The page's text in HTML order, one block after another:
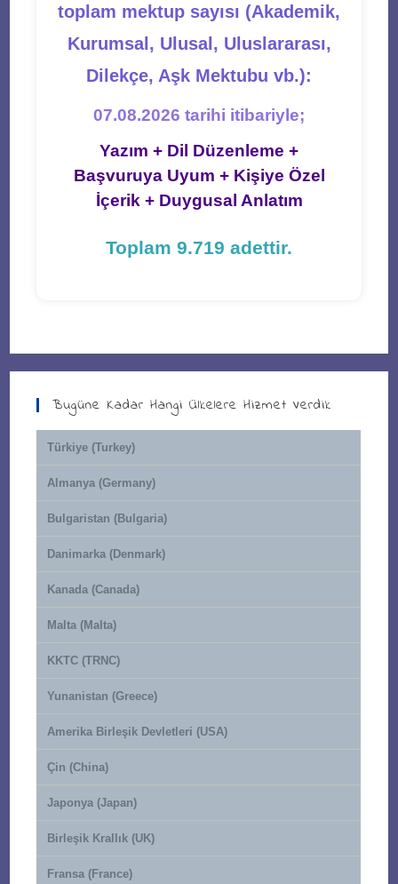
toplam mektup sayısı (Akademik,
Kurumsal, Ulusal, Uluslararası,
Dilekçe, Aşk Mektubu vb.):
07.08.2026 tarihi itibariyle;
Yazım + Dil Düzenleme +
Başvuruya Uyum + Kişiye Özel
İçerik + Duygusal Anlatım
Toplam 9.719 adettir.
Bugüne Kadar Hangi Ülkelere Hizmet Verdik
Türkiye (Turkey)
Almanya (Germany)
Bulgaristan (Bulgaria)
Danimarka (Denmark)
Kanada (Canada)
Malta (Malta)
KKTC (TRNC)
Yunanistan (Greece)
Amerika Birleşik Devletleri (USA)
Çin (China)
Japonya (Japan)
Birleşik Krallık (UK)
Fransa (France)